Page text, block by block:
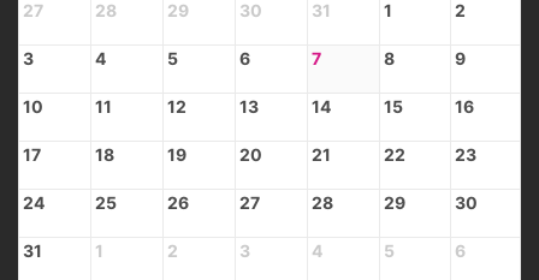
27 28 29 30 31 1 2
3 4 5 6 7 8 9
10 11 12 13 14 15 16
17 18 19 20 21 22 23
24 25 26 27 28 29 30
31 1 2 3 4 5 6